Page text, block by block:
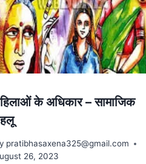
के अधिकार – सामाजिक
pratibhasaxena325@gmail.com
26, 2023